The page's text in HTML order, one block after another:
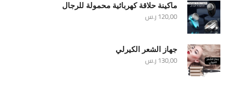
ماكينة حلاقة كهربائية محمولة للرجال
120,00ر.س
جهاز الشعر الكيرلي
130,00ر.س